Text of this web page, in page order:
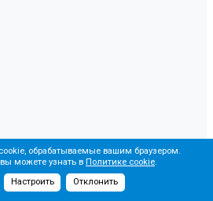
обрабатываемые вашим браузером.
можете узнать в Политике cookie.
Настроить Отклонить